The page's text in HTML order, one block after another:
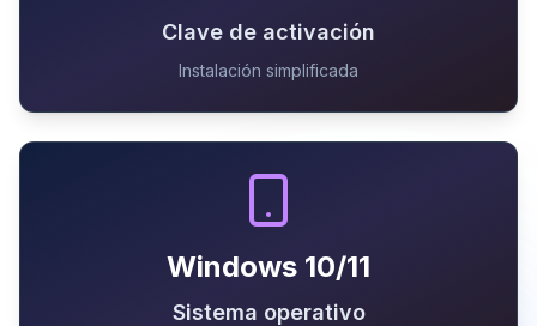
Clave de activación
Instalación simplificada
Windows 10/11
Sistema operativo